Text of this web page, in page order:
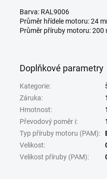
Barva: RAL9006
Průměr hřídele motoru: 24
Průměr příruby motoru: 200
Doplňkové parametry
Kategorie:
Záruka:
Hmotnost:
Převodový poměr i:
Typ příruby motoru (PAM):
Velikost:
Velikost příruby (PAM):